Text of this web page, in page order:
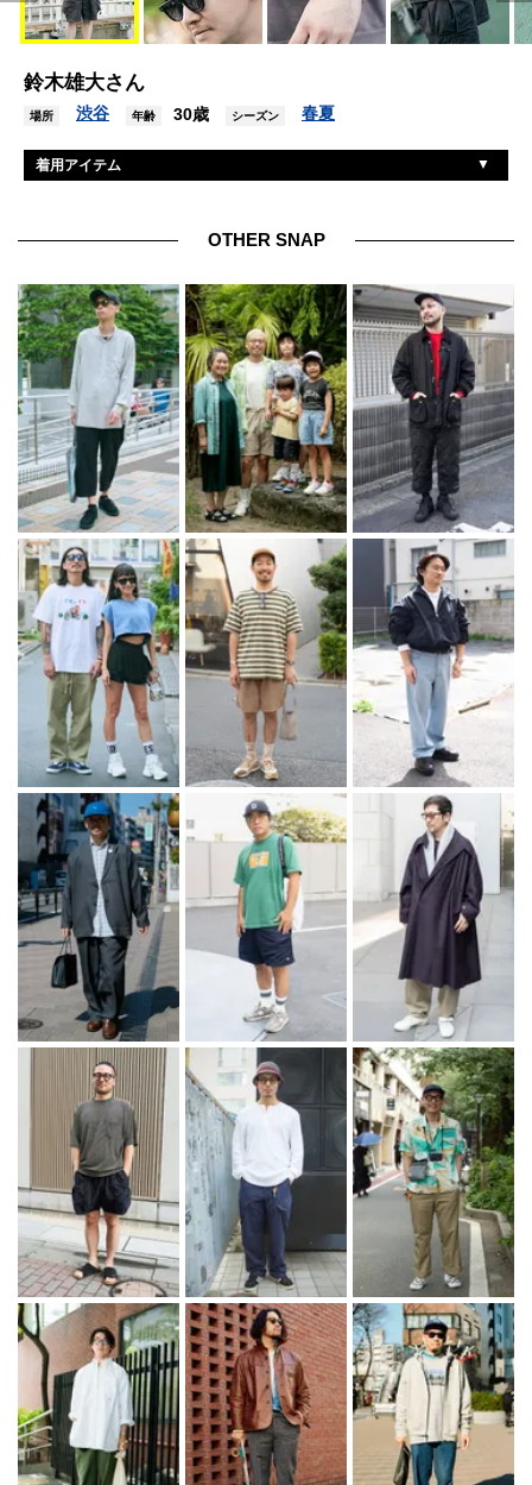
鈴木雄大さん
場所 渋谷 年齢 30歳 シーズン 春夏
着用アイテム
靴 レッドウィング×ノンネイティブ
サングラス ジュリアスタートオプティカル
OTHER SNAP